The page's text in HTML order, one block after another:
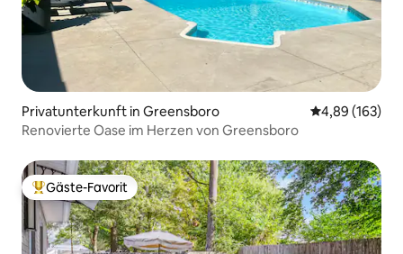
Privatunterkunft in Greensboro
4,89 (163)
Renovierte Oase im Herzen von Greensboro
Beliebter Gäste-Favorit.
Gäste-Favorit